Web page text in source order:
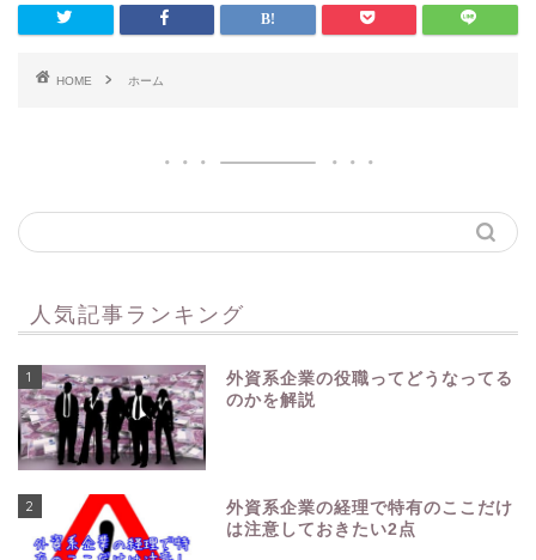
HOME ホーム
人気記事ランキング
1
外資系企業の役職ってどうなってる
のかを解説
2
外資系企業の経理で特有のここだけ
は注意しておきたい2点